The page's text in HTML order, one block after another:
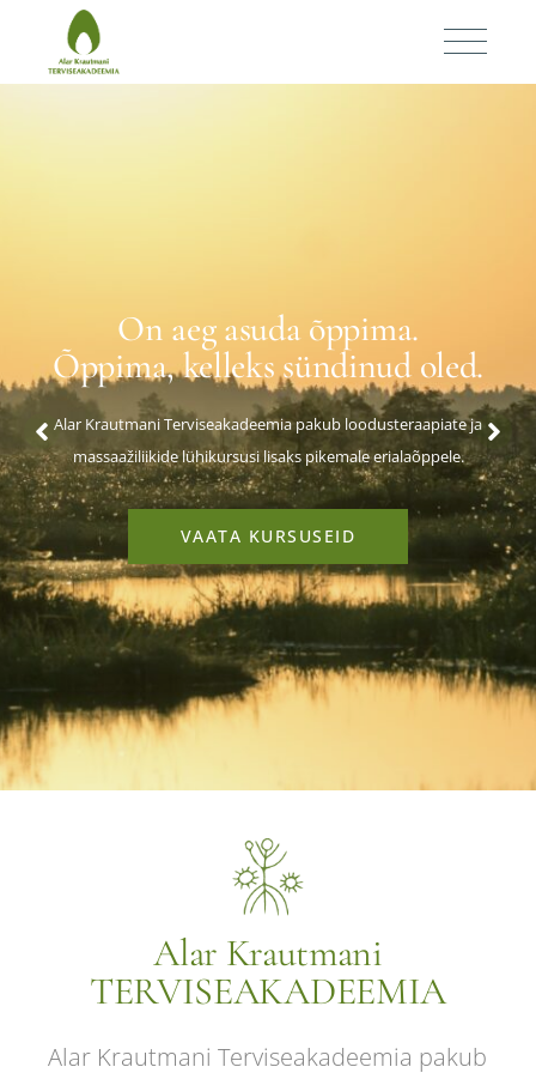
On aeg asuda õppima.
Õppima, kelleks sündinud oled.
Alar Krautmani Terviseakadeemia pakub loodusteraapiate ja
massaažiliikide lühikursusi lisaks pikemale erialaõppele.
VAATA KURSUSEID
Alar Krautmani
TERVISEAKADEEMIA
Alar Krautmani Terviseakadeemia pakub